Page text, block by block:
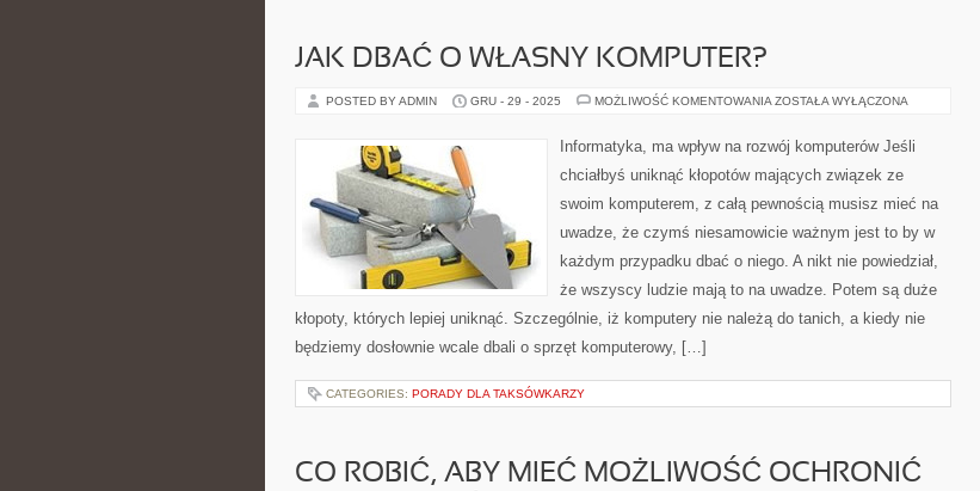
JAK DBAĆ O WŁASNY KOMPUTER?
POSTED BY ADMIN GRU - 29 - 2025 MOŻLIWOŚĆ KOMENTOWANIA JAK
WŁASNY
KOMPUTER?
ZOSTAŁA WYŁĄCZONA
Informatyka, ma wpływ na rozwój komputerów Jeśli
chciałbyś uniknąć kłopotów mających związek ze
swoim komputerem, z całą pewnością musisz mieć na
uwadze, że czymś niesamowicie ważnym jest to by w
każdym przypadku dbać o niego. A nikt nie powiedział,
że wszyscy ludzie mają to na uwadze. Potem są duże
kłopoty, których lepiej uniknąć. Szczególnie, iż komputery nie należą do tanich, a kiedy nie
będziemy dosłownie wcale dbali o sprzęt komputerowy, […]
CATEGORIES: PORADY DLA TAKSÓWKARZY
CO ROBIĆ, ABY MIEĆ MOŻLIWOŚĆ OCHRONIĆ